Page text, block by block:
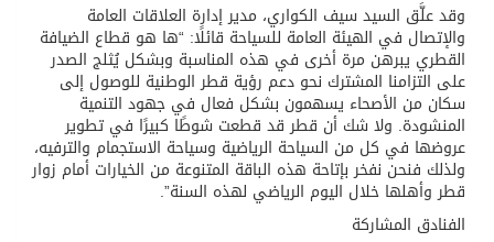
وقد علَّق السيد سيف الكواري، مدير إدارة العلاقات العامة
والإتصال في الهيئة العامة للسياحة قائلًا: “ها هو قطاع الضيافة
القطري يبرهن مرة أخرى في هذه المناسبة وبشكل يُثلج الصدر
على التزامنا المشترك نحو دعم رؤية قطر الوطنية للوصول إلى
سكان من الأصحاء يسهمون بشكل فعال في جهود التنمية
المنشودة. ولا شك أن قطر قد قطعت شوطًا كبيرًا في تطوير
عروضها في كل من السياحة الرياضية وسياحة الاستجمام والترفيه،
ولذلك فنحن نفخر بإتاحة هذه الباقة المتنوعة من الخيارات أمام زوار
قطر وأهلها خلال اليوم الرياضي لهذه السنة”.
الفنادق المشاركة